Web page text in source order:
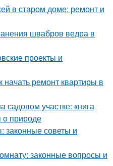
в старом доме: ремонт и
швабров ведра в
проекты и
начать ремонт квартиры в
садовом участке: книга
о природе
законные советы и
законные вопросы и